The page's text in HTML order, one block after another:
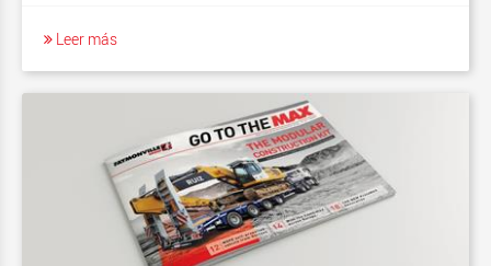
Leer más